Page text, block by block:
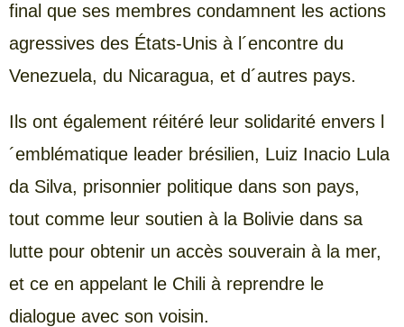
final que ses membres condamnent les actions
agressives des États-Unis à l´encontre du
Venezuela, du Nicaragua, et d´autres pays.
Ils ont également réitéré leur solidarité envers l
´emblématique leader brésilien, Luiz Inacio Lula
da Silva, prisonnier politique dans son pays,
tout comme leur soutien à la Bolivie dans sa
lutte pour obtenir un accès souverain à la mer,
et ce en appelant le Chili à reprendre le
dialogue avec son voisin.